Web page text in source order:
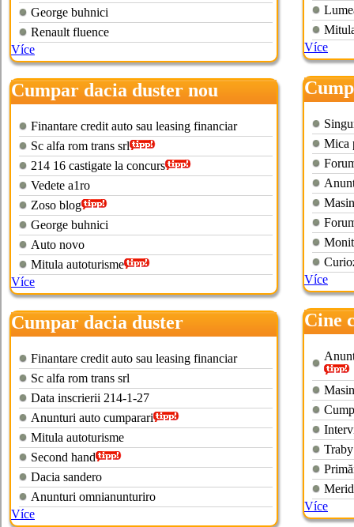
George buhnici
Renault fluence
Více
Cumpar dacia duster nou
Finantare credit auto sau leasing financiar
Sc alfa rom trans srl
214 16 castigate la concurs
Vedete a1ro
Zoso blog
George buhnici
Auto novo
Mitula autoturisme
Více
Cumpar dacia duster
Finantare credit auto sau leasing financiar
Sc alfa rom trans srl
Data inscrierii 214-1-27
Anunturi auto cumparari
Mitula autoturisme
Second hand
Dacia sandero
Anunturi omnianunturiro
Více
Více
Mica
Více
Cine
Více